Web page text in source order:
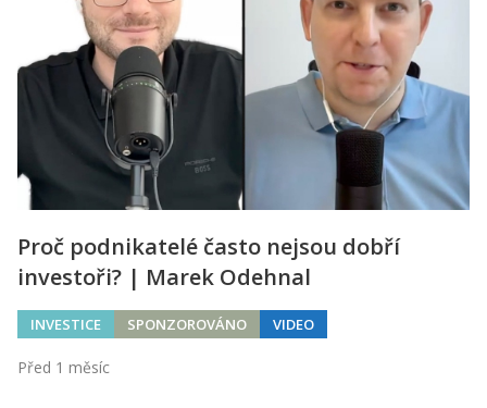
Proč podnikatelé často nejsou dobří
investoři? | Marek Odehnal
INVESTICE SPONZOROVÁNO VIDEO
Před 1 měsíc